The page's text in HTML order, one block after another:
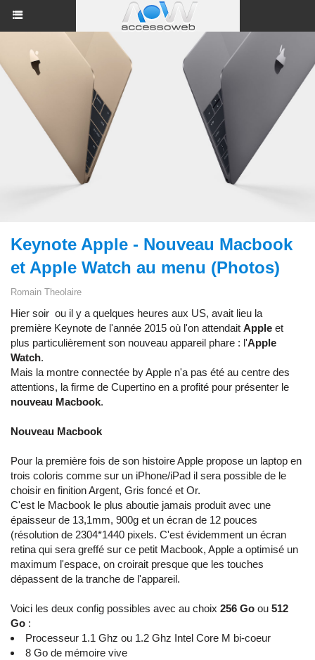
Keynote Apple - Nouveau Macbook
et Apple Watch au menu (Photos)
Romain Theolaire
Hier soir ou il y a quelques heures aux US, avait lieu la
première Keynote de l'année 2015 où l'on attendait Apple et
plus particulièrement son nouveau appareil phare : l'Apple
Watch.
Mais la montre connectée by Apple n'a pas été au centre des
attentions, la firme de Cupertino en a profité pour présenter le
nouveau Macbook.
Nouveau Macbook
Pour la première fois de son histoire Apple propose un laptop en
trois coloris comme sur un iPhone/iPad il sera possible de le
choisir en finition Argent, Gris foncé et Or.
C'est le Macbook le plus aboutie jamais produit avec une
épaisseur de 13,1mm, 900g et un écran de 12 pouces
(résolution de 2304*1440 pixels. C'est évidemment un écran
retina qui sera greffé sur ce petit Macbook, Apple a optimisé un
maximum l'espace, on croirait presque que les touches
dépassent de la tranche de l'appareil.
Voici les deux config possibles avec au choix 256 Go ou 512
Go :
Processeur 1.1 Ghz ou 1.2 Ghz Intel Core M bi-coeur
8 Go de mémoire vive